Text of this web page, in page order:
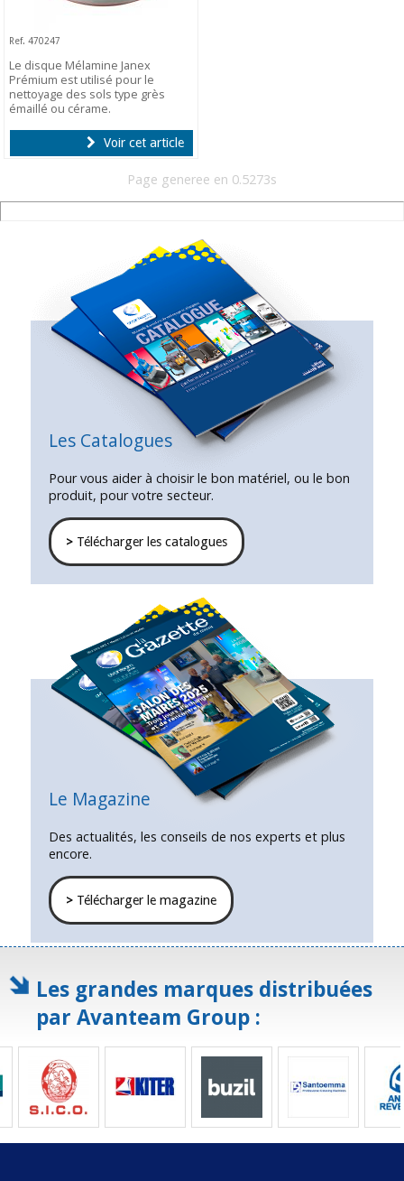
Ref. 470247
Le disque Mélamine Janex
Prémium est utilisé pour le
nettoyage des sols type grès
émaillé ou cérame.
Voir cet article
Page generee en 0.5273s
Les Catalogues
Pour vous aider à choisir le bon matériel, ou le bon
produit, pour votre secteur.
>Télécharger les catalogues
Le Magazine
Des actualités, les conseils de nos experts et plus
encore.
>Télécharger le magazine
Les grandes marques distribuées
par Avanteam Group :